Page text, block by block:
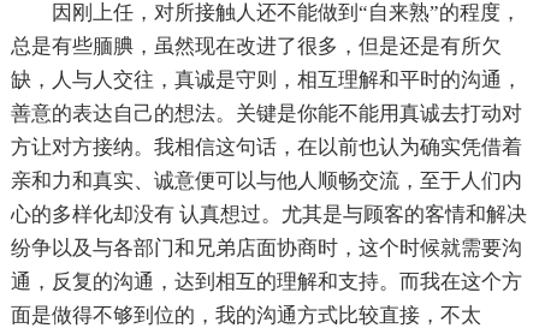
因刚上任，对所接触人还不能做到“自来熟”的程度，
总是有些腼腆，虽然现在改进了很多，但是还是有所欠
缺，人与人交往，真诚是守则，相互理解和平时的沟通，
善意的表达自己的想法。关键是你能不能用真诚去打动对
方让对方接纳。我相信这句话，在以前也认为确实凭借着
亲和力和真实、诚意便可以与他人顺畅交流，至于人们内
心的多样化却没有 认真想过。尤其是与顾客的客情和解决
纷争以及与各部门和兄弟店面协商时，这个时候就需要沟
通，反复的沟通，达到相互的理解和支持。而我在这个方
面是做得不够到位的，我的沟通方式比较直接，不太